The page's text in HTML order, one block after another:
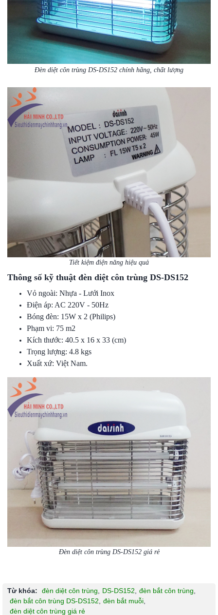
Đèn diệt côn trùng DS-DS152 chính hãng, chất lượng
Tiết kiệm điện năng hiệu quả
Thông số kỹ thuật đèn diệt côn trùng DS-DS152
Vỏ ngoài: Nhựa - Lưới Inox
Điện áp: AC 220V - 50Hz
Bóng đèn: 15W x 2 (Philips)
Phạm vi: 75 m2
Kích thước: 40.5 x 16 x 33 (cm)
Trọng lượng: 4.8 kgs
Xuất xứ: Việt Nam.
Đèn diệt côn trùng DS-DS152 giá rẻ
Từ khóa: đèn diệt côn trùng DS-DS152 đèn bắt côn trùng
đèn bắt côn trùng DS-DS152
đèn bắt muỗi
đèn diệt côn trùng giá rẻ